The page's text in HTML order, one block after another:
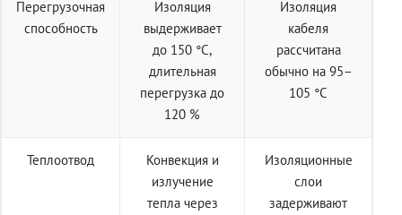
Перегрузочная
способность
Изоляция
выдерживает
до 150 °C,
длительная
перегрузка до
120 %
Изоляция
кабеля
рассчитана
обычно на 95–
105 °C
Теплоотвод
Конвекция и
излучение
тепла через
Изоляционные
слои
задерживают